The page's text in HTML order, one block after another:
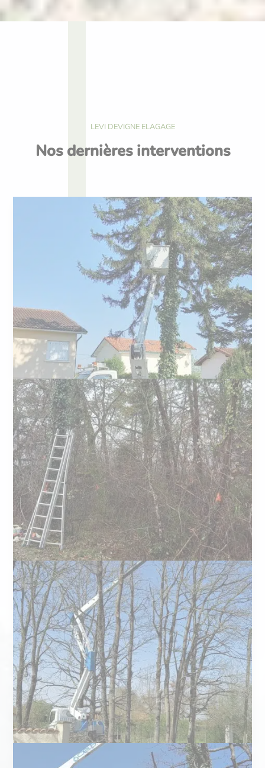
LEVI DEVIGNE ELAGAGE
Nos dernières interventions